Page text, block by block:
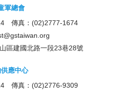
軍總會
傳真：(02)2777-1674
區建國北路一段23巷28號
應中心
傳真：(02)2776-9309